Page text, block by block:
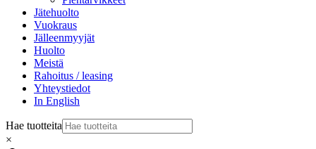
Jätehuolto
Vuokraus
Jälleenmyyjät
Huolto
Meistä
Rahoitus / leasing
Yhteystiedot
In English
Hae tuotteita
×